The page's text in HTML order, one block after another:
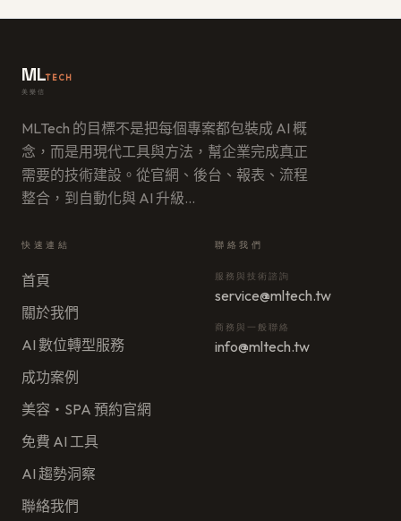
MLTECH
美樂信
MLTech 的目標不是把每個專案都包裝成 AI 概
念，而是用現代工具與方法，幫企業完成真正
需要的技術建設。從官網、後台、報表、流程
整合，到自動化與 AI 升級…
快速連結
首頁
關於我們
AI 數位轉型服務
成功案例
美容・SPA 預約官網
免費 AI 工具
AI 趨勢洞察
聯絡我們
聯絡我們
服務與技術諮詢
service@mltech.tw
商務與一般聯絡
info@mltech.tw